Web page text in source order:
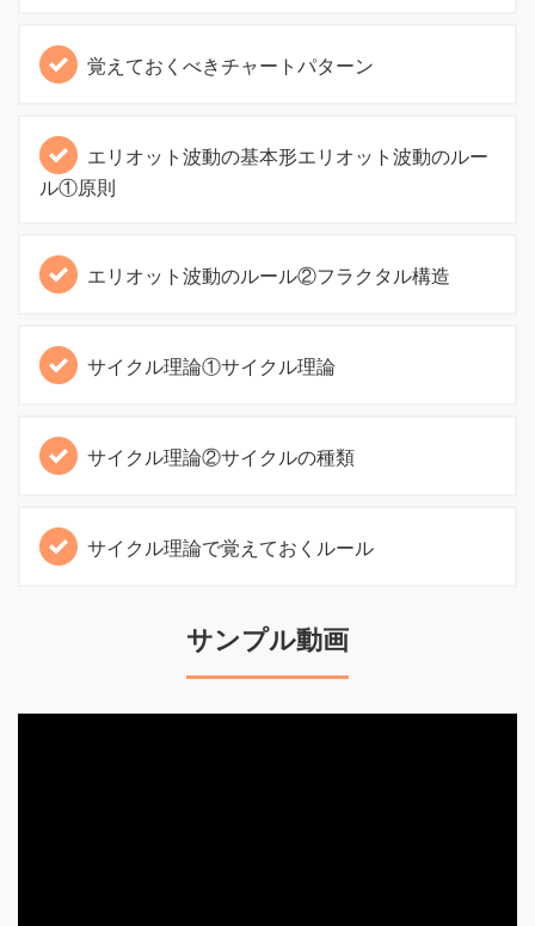
覚えておくべきチャートパターン
エリオット波動の基本形エリオット波動のルー
ル①原則
エリオット波動のルール②フラクタル構造
サイクル理論①サイクル理論
サイクル理論②サイクルの種類
サイクル理論で覚えておくルール
サンプル動画